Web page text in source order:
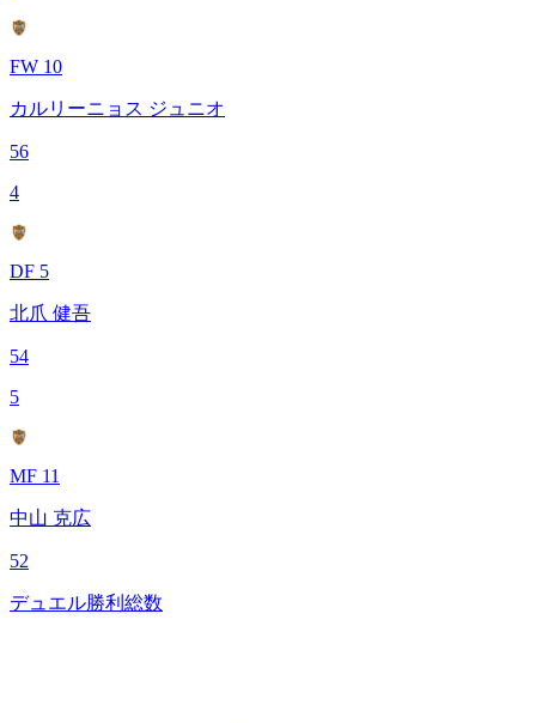
FW 10
カルリーニョス ジュニオ
56
4
DF 5
北爪 健吾
54
5
MF 11
中山 克広
52
デュエル勝利総数